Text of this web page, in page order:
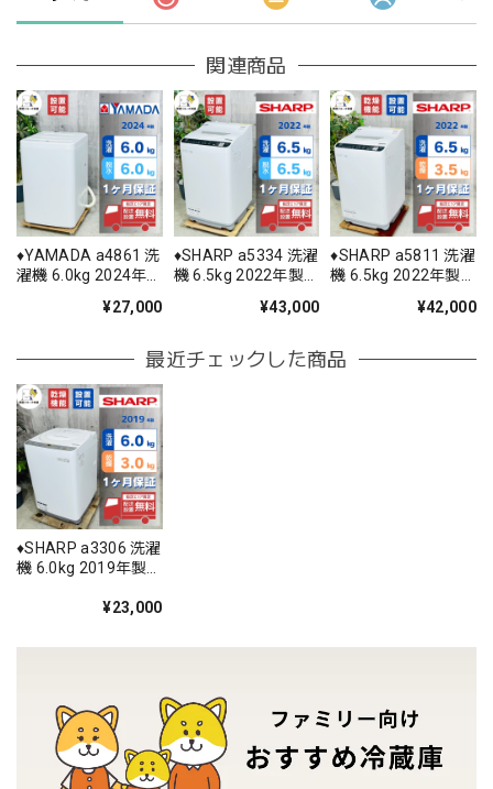
関連商品
♦️YAMADA a4861 洗
濯機 6.0kg 2024年
¥27,000
♦️SHARP a5334 洗濯
機 6.5kg 2022年製
¥43,000
♦️SHARP a5811 洗濯
機 6.5kg 2022年製
¥42,000
最近チェックした商品
♦️SHARP a3306 洗濯
機 6.0kg 2019年製
¥23,000